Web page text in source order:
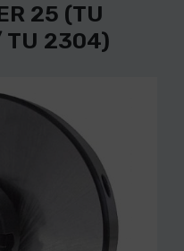
25 (TU
2304)